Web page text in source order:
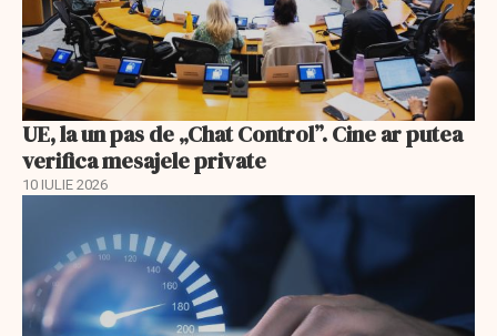
UE, la un pas de „Chat Control”. Cine ar putea
verifica mesajele private
10 IULIE 2026